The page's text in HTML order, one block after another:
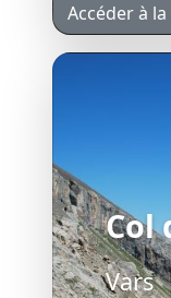
Accéder à
Col
Vars